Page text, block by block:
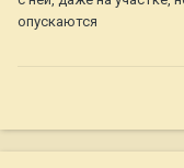
опускаются